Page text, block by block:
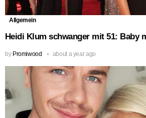
Allgemein
Heidi Klum schwanger mit 51: Baby
by Promiwood about a year ago